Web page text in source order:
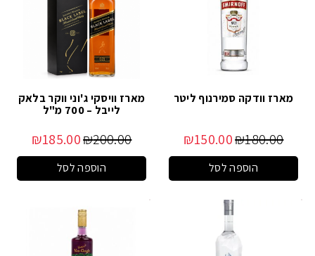
מארז וודקה סמירנוף ליטר
₪180.00
₪150.00
הוספה לסל
מארז וויסקי ג'וני ווקר בלאק
לייבל – 700 מ"ל
₪200.00
₪185.00
הוספה לסל